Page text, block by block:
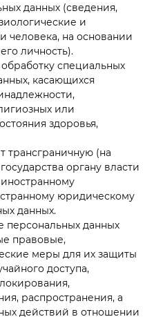
данных (сведения,
и
человека, на основании
личность).
специальных
касающихся
или
здоровья,
трансграничную (на
органу власти
иностранному
юридическому
данных.
персональных данных
правовые,
меры для их защиты
доступа,
распространения, а
действий в отношении